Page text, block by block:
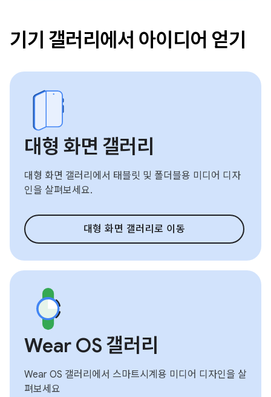
기기 갤러리에서 아이디어 얻기
대형 화면 갤러리
대형 화면 갤러리에서 태블릿 및 폴더블용 미디어 디자
인을 살펴보세요.
대형 화면 갤러리로 이동
Wear OS 갤러리
Wear OS 갤러리에서 스마트시계용 미디어 디자인을 살
펴보세요